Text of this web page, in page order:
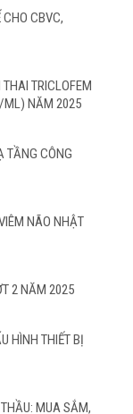
CBVC,
TRICLOFEM
ML) NĂM 2025
TẦNG CÔNG
NÃO NHẬT
2 NĂM 2025
HÌNH THIẾT BỊ
MUA SẮM,